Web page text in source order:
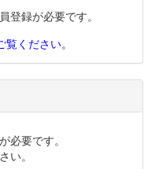
登録が必要です。
ください。
必要です。
い。